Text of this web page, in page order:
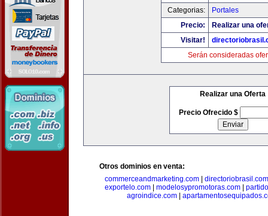
Categorias:
Portales
Precio:
Realizar una
Visitar!
Serán consideradas
Realizar una Oferta
Precio Ofrecido $
Otros dominios en venta:
commerceandmarketing.com| directoriobrasil.com
exportelo.com
modelosypromotoras.com
agroindice.com